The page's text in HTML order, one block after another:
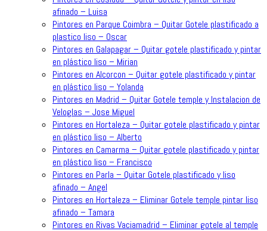
afinado – Luisa
Pintores en Parque Coimbra – Quitar Gotele plastificado a
plastico liso – Oscar
Pintores en Galapagar – Quitar gotele plastificado y pintar
en plástico liso – Mirian
Pintores en Alcorcon – Quitar gotele plastificado y pintar
en plástico liso – Yolanda
Pintores en Madrid – Quitar Gotele temple y Instalacion de
Veloglas – Jose Miguel
Pintores en Hortaleza – Quitar gotele plastificado y pintar
en plástico liso – Alberto
Pintores en Camarma – Quitar gotele plastificado y pintar
en plástico liso – Francisco
Pintores en Parla – Quitar Gotele plastificado y liso
afinado – Angel
Pintores en Hortaleza – Eliminar Gotele temple pintar liso
afinado – Tamara
Pintores en Rivas Vaciamadrid – Eliminar gotele al temple